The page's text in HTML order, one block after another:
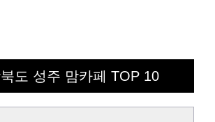
도 성주 맘카페 TOP 10